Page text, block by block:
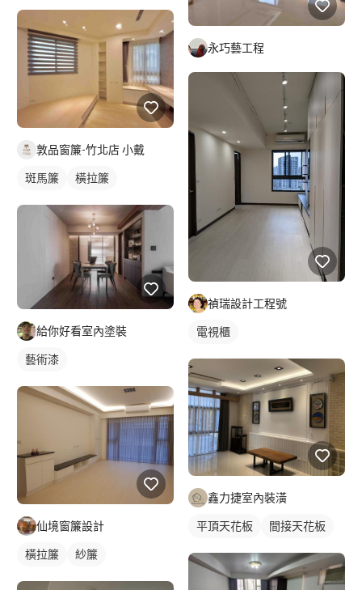
敦品窗簾-竹北店 小戴
斑馬簾 橫拉簾
給你好看室內塗裝
藝術漆
仙境窗簾設計
橫拉簾 紗簾
永巧藝工程
禎瑞設計工程號
電視櫃
鑫力捷室內裝潢
平頂天花板 間接天花板